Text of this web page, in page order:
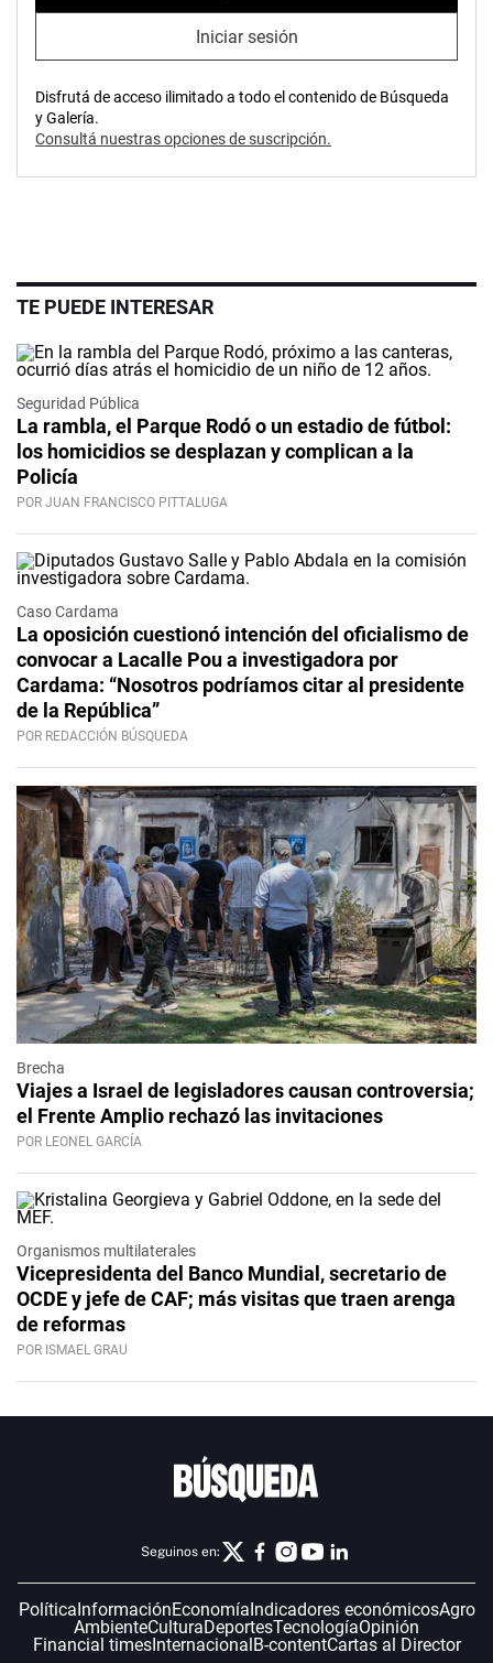
Iniciar sesión
Disfrutá de acceso ilimitado a todo el contenido de Búsqueda
y Galería.
Consultá nuestras opciones de suscripción.
TE PUEDE INTERESAR
Seguridad Pública
La rambla, el Parque Rodó o un estadio de fútbol:
los homicidios se desplazan y complican a la
Policía
POR JUAN FRANCISCO PITTALUGA
Caso Cardama
La oposición cuestionó intención del oficialismo de
convocar a Lacalle Pou a investigadora por
Cardama: “Nosotros podríamos citar al presidente
de la República”
POR REDACCIÓN BÚSQUEDA
Brecha
Viajes a Israel de legisladores causan controversia;
el Frente Amplio rechazó las invitaciones
POR LEONEL GARCÍA
Organismos multilaterales
Vicepresidenta del Banco Mundial, secretario de
OCDE y jefe de CAF; más visitas que traen arenga
de reformas
POR ISMAEL GRAU
Seguinos en:
PolíticaInformaciónEconomíaIndicadores económicosAgro
AmbienteCulturaDeportesTecnologíaOpinión
Financial timesInternacionalB-contentCartas al Director